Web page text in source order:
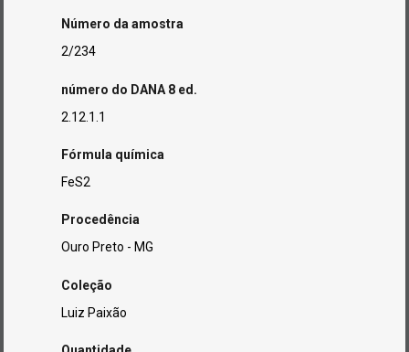
Número da amostra
2/234
número do DANA 8 ed.
2.12.1.1
Fórmula química
FeS2
Procedência
Ouro Preto - MG
Coleção
Luiz Paixão